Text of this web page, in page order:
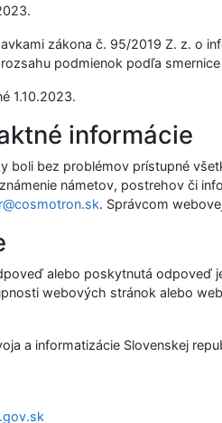
.
zákona č. 95/2019 Z. z. o
podmienok podľa
1.10.2023.
informácie
boli bez problémov prístupné
námetov, postrehov či
. Správcom
alebo poskytnutá odpoveď
webových stránok alebo
a informatizácie Slovenskej